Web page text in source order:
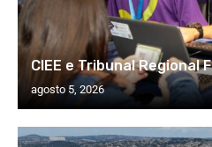
CIEE e Tribunal Regional
agosto 5, 2026